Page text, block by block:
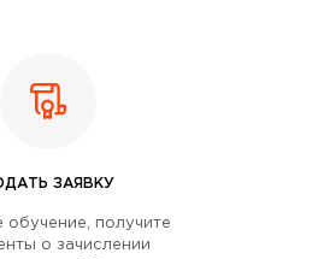
ЗАЯВКУ
обучение, получите
о зачислении